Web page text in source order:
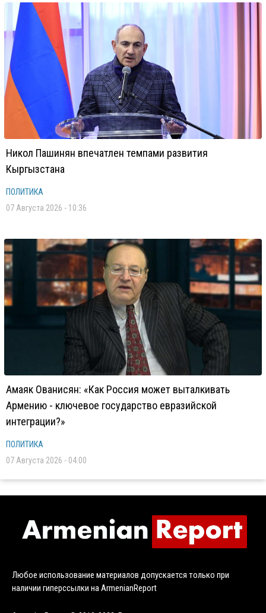
Никол Пашинян впечатлен темпами развития
Кыргызстана
ПОЛИТИКА
07 Августа 2026 - 10:36
Амаяк Ованисян: «Как Россия может выталкивать
Армению - ключевое государство евразийской
интеграции?»
ПОЛИТИКА
07 Августа 2026 - 04:00
Любое использование материалов допускается только при
наличии гиперссылки на ArmenianReport